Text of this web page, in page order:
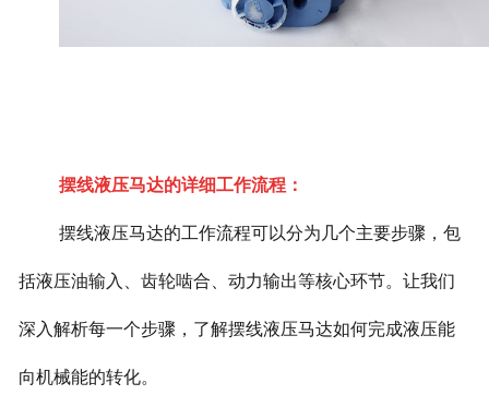
摆线液压马达的详细工作流程：
摆线液压马达的工作流程可以分为几个主要步骤，包
括液压油输入、齿轮啮合、动力输出等核心环节。让我们
深入解析每一个步骤，了解摆线液压马达如何完成液压能
向机械能的转化。